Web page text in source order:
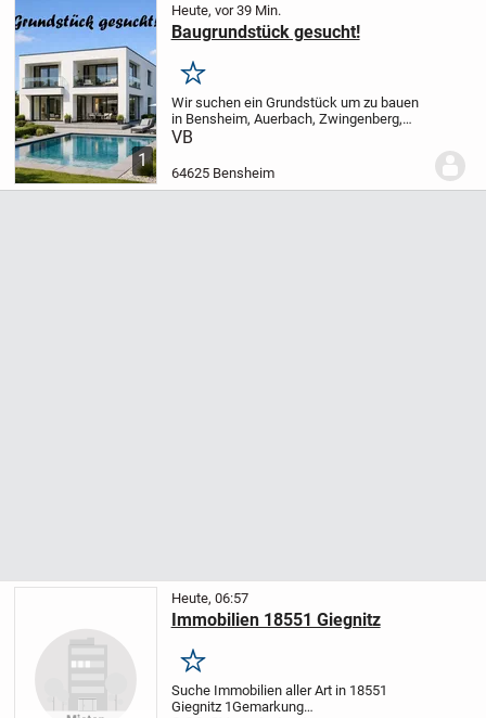
1
Heute, vor 39 Min.
Baugrundstück gesucht!
Merken
Wir suchen ein Grundstück um zu bauen
in Bensheim, Auerbach, Zwingenberg,
Alsbach-Hähnlein, Rodau, Fehlheim
zulassen, Grundstücke mit Altbestand nur
VB
64625 Bensheim
Heute, 06:57
Immobilien 18551 Giegnitz
Merken
Suche Immobilien aller Art in 18551
Giegnitz 1Gemarkung